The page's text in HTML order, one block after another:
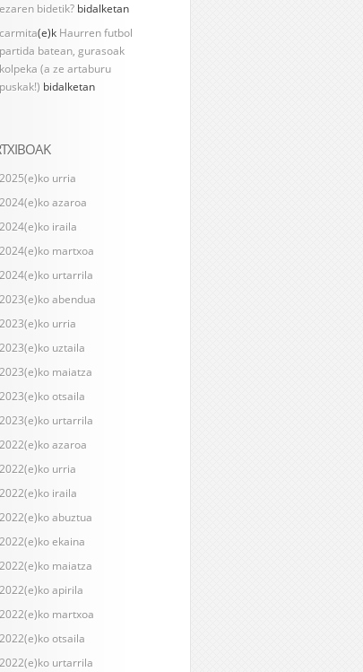
ezaren bidetik? bidalketan
carmita(e)k Haurren futbol
partida batean, gurasoak
kolpeka (a ze artaburu
puskak!) bidalketan
2025(e)ko urria
2024(e)ko azaroa
2024(e)ko iraila
2024(e)ko martxoa
2024(e)ko urtarrila
2023(e)ko abendua
2023(e)ko urria
2023(e)ko uztaila
2023(e)ko maiatza
2023(e)ko otsaila
2023(e)ko urtarrila
2022(e)ko azaroa
2022(e)ko urria
2022(e)ko iraila
2022(e)ko abuztua
2022(e)ko ekaina
2022(e)ko maiatza
2022(e)ko apirila
2022(e)ko martxoa
2022(e)ko otsaila
2022(e)ko urtarrila